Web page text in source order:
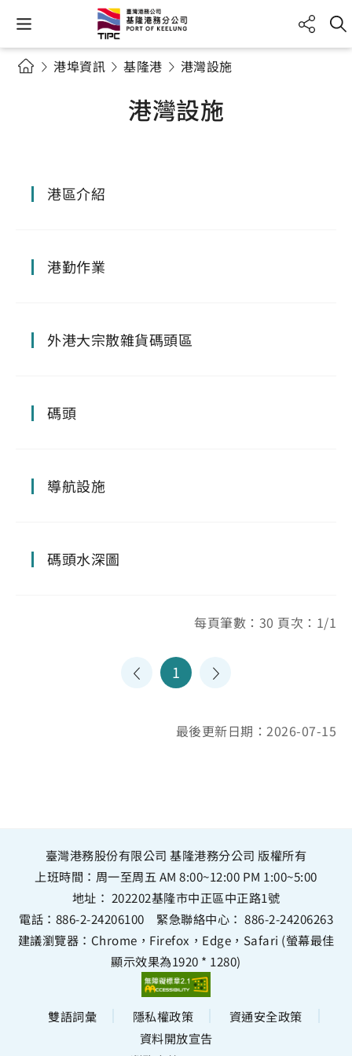
港埠資訊 基隆港 港灣設施
港灣設施
港區介紹
港勤作業
外港大宗散雜貨碼頭區
碼頭
導航設施
碼頭水深圖
每頁筆數：30 頁次：1/1
1
最後更新日期：2026-07-15
臺灣港務股份有限公司 基隆港務分公司 版權所有
上班時間：周一至周五 AM 8:00~12:00 PM 1:00~5:00
地址： 202202基隆市中正區中正路1號
電話： 886-2-24206100 緊急聯絡中心： 886-2-24206263
建議瀏覽器：Chrome，Firefox，Edge，Safari (螢幕最佳
顯示效果為1920 * 1280)
雙語詞彙 隱私權政策
資通安全政策
資料開放宣告